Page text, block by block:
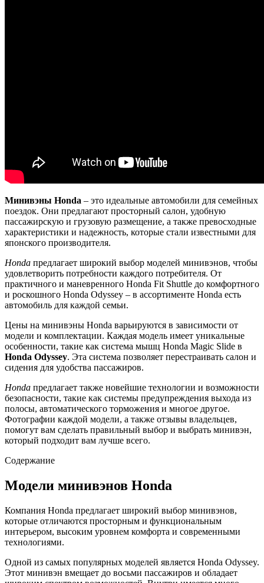
Минивэны Honda – это идеальные автомобили для семейных
поездок. Они предлагают просторный салон, удобную
пассажирскую и грузовую размещение, а также превосходные
характеристики и надежность, которые стали известными для
японского производителя.
Honda предлагает широкий выбор моделей минивэнов, чтобы
удовлетворить потребности каждого потребителя. От
практичного и маневренного Honda Fit Shuttle до комфортного
и роскошного Honda Odyssey – в ассортименте Honda есть
автомобиль для каждой семьи.
Цены на минивэны Honda варьируются в зависимости от
модели и комплектации. Каждая модель имеет уникальные
особенности, такие как система мышц Honda Magic Slide в
Honda Odyssey. Эта система позволяет перестраивать салон и
сидения для удобства пассажиров.
Honda предлагает также новейшие технологии и возможности
безопасности, такие как системы предупреждения выхода из
полосы, автоматического торможения и многое другое.
Фотографии каждой модели, а также отзывы владельцев,
помогут вам сделать правильный выбор и выбрать минивэн,
который подходит вам лучше всего.
Содержание
Модели минивэнов Honda
Компания Honda предлагает широкий выбор минивэнов,
которые отличаются просторным и функциональным
интерьером, высоким уровнем комфорта и современными
технологиями.
Одной из самых популярных моделей является Honda Odyssey.
Этот минивэн вмещает до восьми пассажиров и обладает